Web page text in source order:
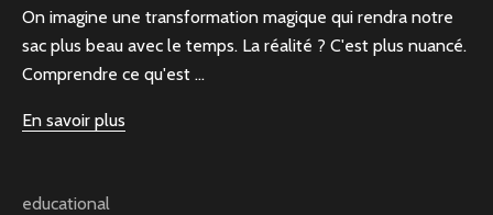
On imagine une transformation magique qui rendra notre
sac plus beau avec le temps. La réalité ? C'est plus nuancé.
Comprendre ce qu'est ...
En savoir plus
educational